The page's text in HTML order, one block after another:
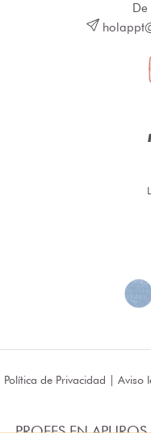
De
Política de Privacidad | Aviso